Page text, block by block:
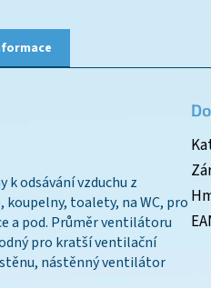
odsávání vzduchu z
toalety, na WC, pro
a pod. Průměr ventilátoru
pro kratší ventilační
nástěnný ventilátor